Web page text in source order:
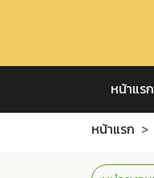
หน้าแรก
หน้าแรก